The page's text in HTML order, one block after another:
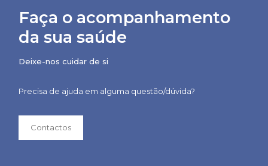
Faça o acompanhamento
da sua saúde
Deixe-nos cuidar de si
Precisa de ajuda em alguma questão/dúvida?
Contactos